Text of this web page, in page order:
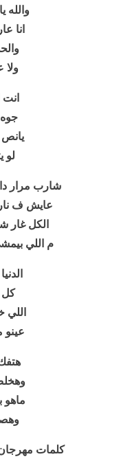
والله
انا
ولا
جوه
لو
شارب مرار
عايش ف
الكل غار
م اللي
كل
ماهو
كلمات